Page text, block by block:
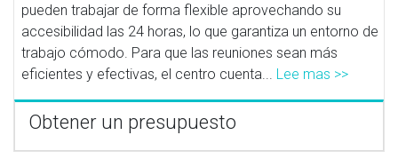
pueden trabajar de forma flexible aprovechando su
accesibilidad las 24 horas, lo que garantiza un entorno de
trabajo cómodo. Para que las reuniones sean más
eficientes y efectivas, el centro cuenta... Lee mas >>
Obtener un presupuesto